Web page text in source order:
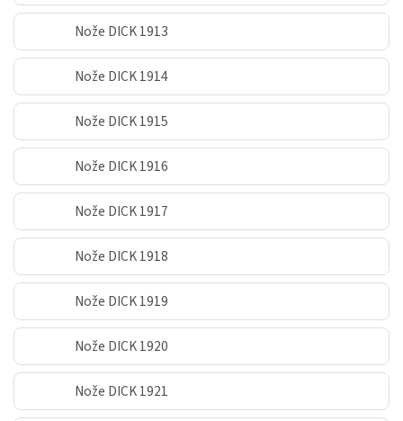
Nože DICK 1913
Nože DICK 1914
Nože DICK 1915
Nože DICK 1916
Nože DICK 1917
Nože DICK 1918
Nože DICK 1919
Nože DICK 1920
Nože DICK 1921